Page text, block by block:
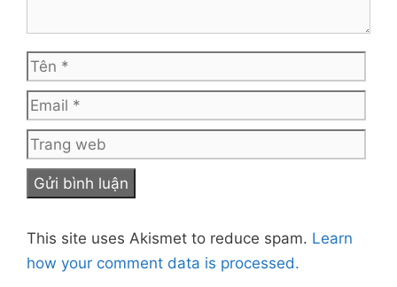
Tên
web
This site uses Akismet to reduce spam. Learn
how your comment data is processed.